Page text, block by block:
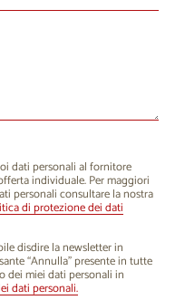
dati personali al fornitore
individuale. Per maggiori
personali consultare la nostra
di protezione dei dati
disdire la newsletter in
“Annulla” presente in tutte
dei miei dati personali in
dati personali.